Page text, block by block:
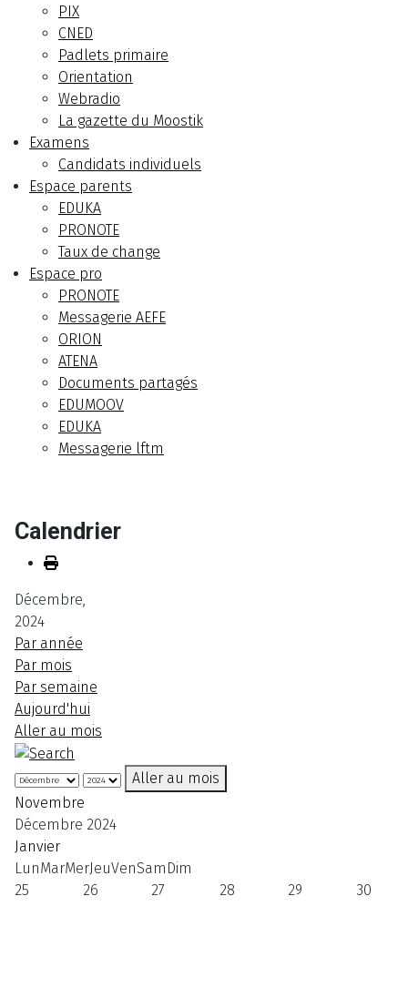
PIX
CNED
Padlets primaire
Orientation
Webradio
La gazette du Moostik
Examens
Candidats individuels
Espace parents
EDUKA
PRONOTE
Taux de change
Espace pro
PRONOTE
Messagerie AEFE
ORION
ATENA
Documents partagés
EDUMOOV
EDUKA
Messagerie lftm
Calendrier
Décembre,
2024
Par année
Par mois
Par semaine
Aujourd'hui
Aller au mois
Aller au mois
Novembre
Décembre 2024
Janvier
LunMarMerJeuVenSam Dim
25
26 27 28 29 30